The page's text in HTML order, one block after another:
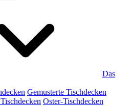
Das
Gemusterte Tischdecken
Oster-Tischdecken